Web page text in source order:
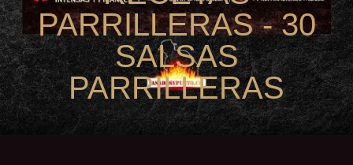
PARRILLERAS - 30
SALSAS
PARRILLERAS